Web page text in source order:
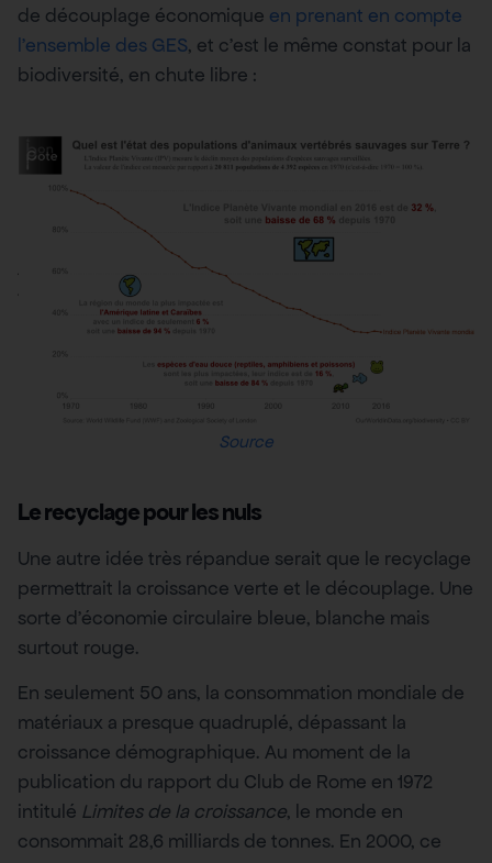
de découplage économique en prenant en compte
l’ensemble des GES, et c’est le même constat pour la
biodiversité, en chute libre :
Source
Le recyclage pour les nuls
Une autre idée très répandue serait que le recyclage
permettrait la croissance verte et le découplage. Une
sorte d’économie circulaire bleue, blanche mais
surtout rouge.
En seulement 50 ans, la consommation mondiale de
matériaux a presque quadruplé, dépassant la
croissance démographique. Au moment de la
publication du rapport du Club de Rome en 1972
intitulé Limites de la croissance, le monde en
consommait 28,6 milliards de tonnes. En 2000, ce